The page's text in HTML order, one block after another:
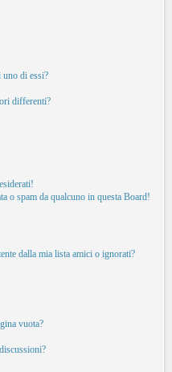
di essi?
differenti?
o spam da qualcuno in questa Board!
dalla mia lista amici o ignorati?
vuota?